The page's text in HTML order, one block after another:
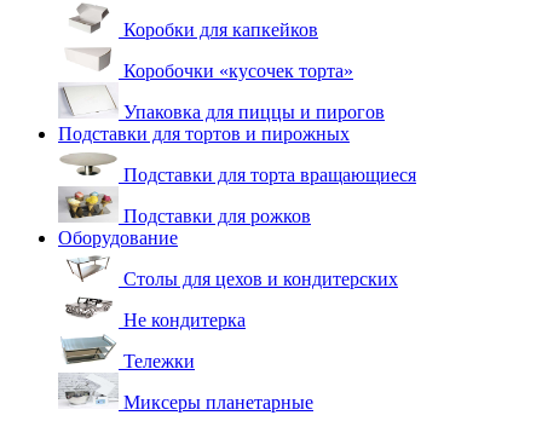
Коробки для капкейков
Коробочки «кусочек торта»
Упаковка для пиццы и пирогов
Подставки для тортов и пирожных
Подставки для торта вращающиеся
Подставки для рожков
Оборудование
Столы для цехов и кондитерских
Не кондитерка
Тележки
Миксеры планетарные